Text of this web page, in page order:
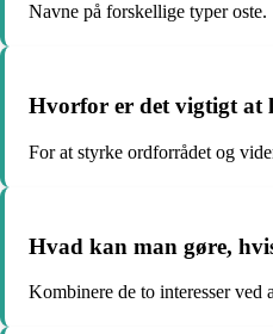
Navne på forskellige typer oste.
Hvorfor er det vigtigt at
For at styrke ordforrådet og
Hvad kan man gøre,
Kombinere de to interesser ved